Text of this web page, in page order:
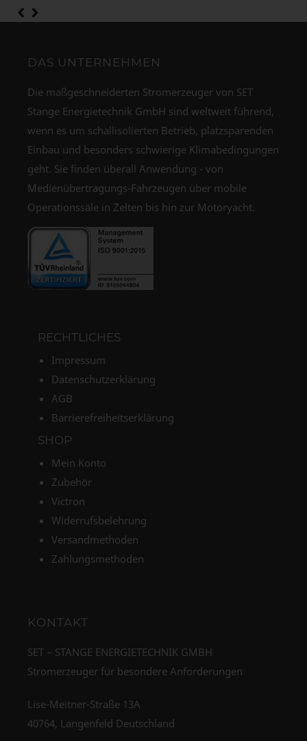
DAS UNTERNEHMEN
Die maßgeschneiderten Stromerzeuger von SET
Stange Energietechnik GmbH sind weltweit führend,
wenn es um schallisolierten Betrieb, platzsparenden
Einbau und besonders schwierige Klimabedingungen
geht. Sie finden überall Anwendung - von
Medienübertragungs-Fahrzeugen über mobile
Operationssäle in Zelten bis hin zur Motoryacht.
RECHTLICHES
Impressum
Datenschutzerklärung
AGB
Barrierefreiheitserklärung
SHOP
Mein Konto
Zubehör
Victron
Widerrufsbelehrung
Versandmethoden
Zahlungsmethoden
KONTAKT
SET – STANGE ENERGIETECHNIK GMBH
Stromerzeuger für besondere Anforderungen
Lise-Meitner-Straße 13A
40764, Langenfeld Deutschland